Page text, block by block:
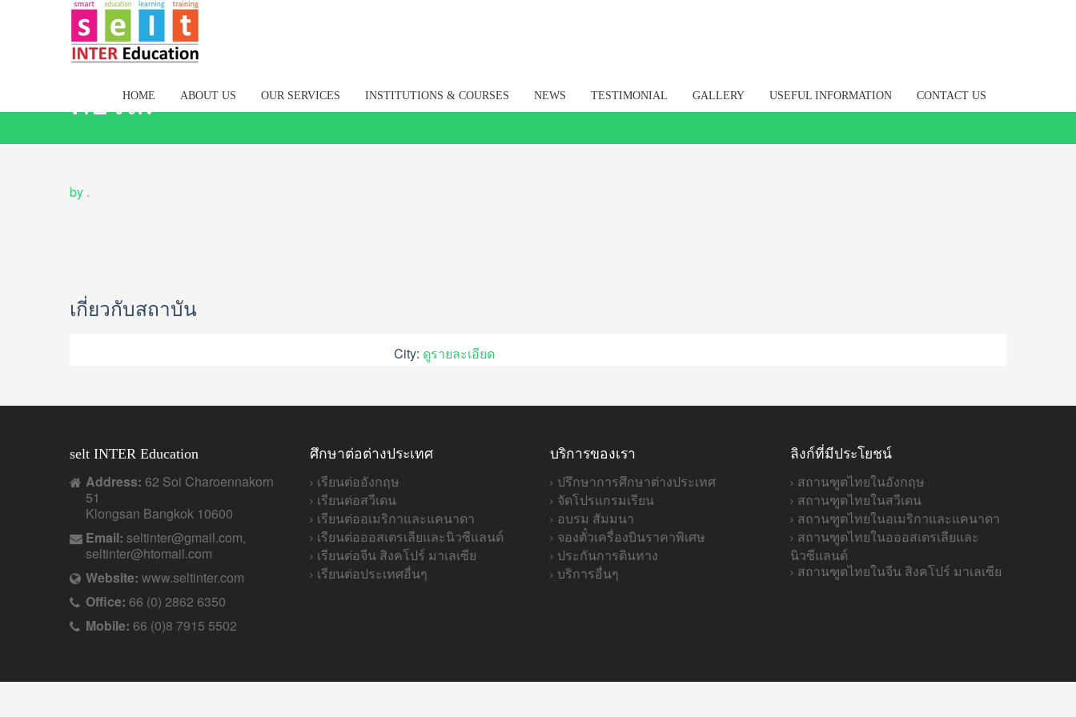
HOME ABOUT US OUR SERVICES INSTITUTIONS & COURSES NEWS TESTIMONIAL GALLERY USEFUL INFORMATION CONTACT US
คอร์ส:
by .
เกี่ยวกับสถาบัน
City: ดูรายละเอียด
selt INTER Education
Address: 62 Soi Charoennakorn
51
Klongsan Bangkok 10600
Email: seltinter@gmail.com,
seltinter@htomail.com
Website: www.seltinter.com
Office: 66 (0) 2862 6350
Mobile: 66 (0)8 7915 5502
ศึกษาต่อต่างประเทศ
เรียนต่ออังกฤษ
เรียนต่อสวีเดน
เรียนต่ออเมริกาและแคนาดา
เรียนต่อออสเตรเลียและนิวซีแลนด์
เรียนต่อจีน สิงคโปร์ มาเลเซีย
เรียนต่อประเทศอื่นๆ
บริการของเรา
ปรึกษาการศึกษาต่างประเทศ
จัดโปรแกรมเรียน
อบรม สัมมนา
จองตั๋วเครื่องบินราคาพิเศษ
ประกันการดินทาง
บริการอื่นๆ
ลิงก์ที่มีประโยชน์
สถานฑูตไทยในอังกฤษ
สถานฑูตไทยในสวีเดน
สถานฑูตไทยในอเมริกาและแคนาดา
สถานฑูตไทยในอออสเตรเลียและ
นิวซีแลนด์
สถานฑูตไทยในจีน สิงคโปร์ มาเลเซีย